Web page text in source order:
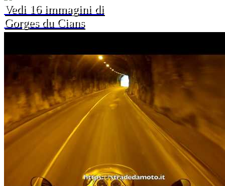
Vedi 16 immagini di
Gorges du Cians